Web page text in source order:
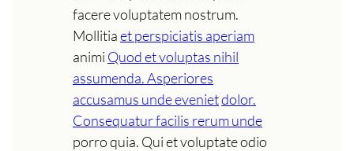
facere voluptatem nostrum.
Mollitiaet perspiciatis aperiam
animi Quod et voluptas nihil
assumenda. Asperiores
accusamus unde evenietdolor.
Consequatur facilis rerum unde
porro quia. Qui et voluptate odio